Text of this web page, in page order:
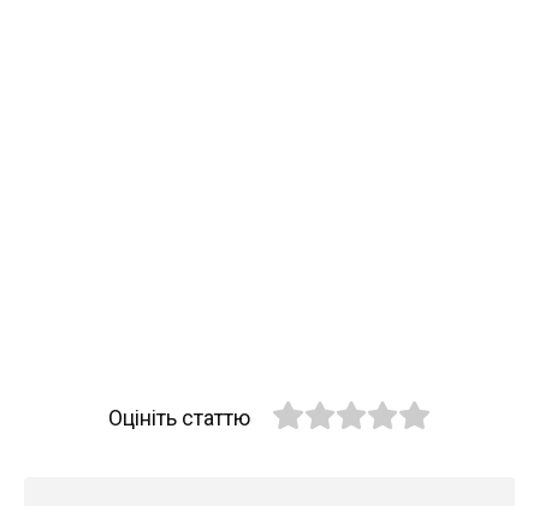
Оцініть статтю